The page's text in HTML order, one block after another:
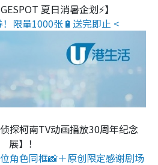
夏日消暑企划⚡】
限量1000张🔋送完即止 <
探柯南TV动画播放30周年纪念
展】！
角色同框📸＋原创限定感谢剧场